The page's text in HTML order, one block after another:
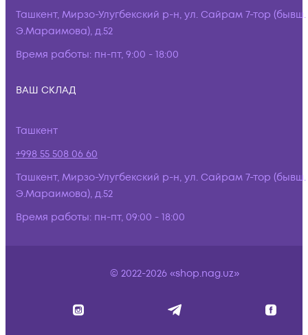
Ташкент, Мирзо-Улугбекский р-н, ул. Сайрам 7-тор (бывш.
Э.Мараимова), д.52
Время работы: пн-пт, 9:00 - 18:00
ВАШ СКЛАД
Ташкент
+998 55 508 06 60
Ташкент, Мирзо-Улугбекский р-н, ул. Сайрам 7-тор (бывш.
Э.Мараимова), д.52
Время работы: пн-пт, 09:00 - 18:00
© 2022-2026 «shop.nag.uz»